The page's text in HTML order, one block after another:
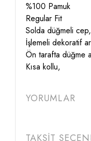
%100 Pamuk
Regular Fit
Solda düğmeli cep,
İşlemeli dekoratif
Ön tarafta düğme
Kısa kollu,
YORUMLAR
TAKSİT